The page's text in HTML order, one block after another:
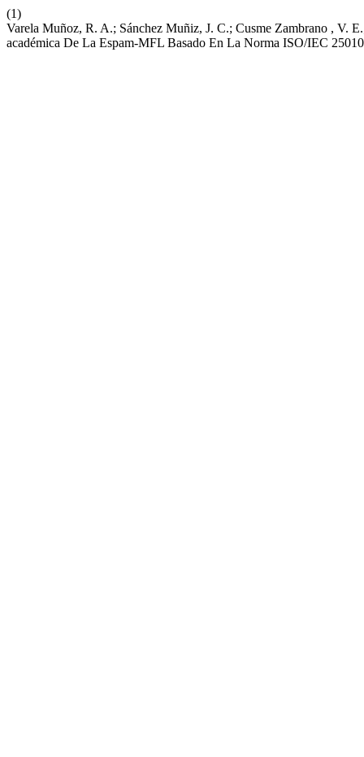
(1)
Varela Muñoz, R. A.; Sánchez Muñiz, J. C.; Cusme Zambrano , V.
académica De La Espam-MFL Basado En La Norma ISO/IEC